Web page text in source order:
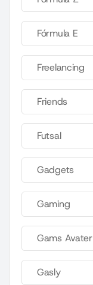
Fórmula E
Freelancing
Friends
Futsal
Gadgets
Gaming
Gams Avater
Gasly